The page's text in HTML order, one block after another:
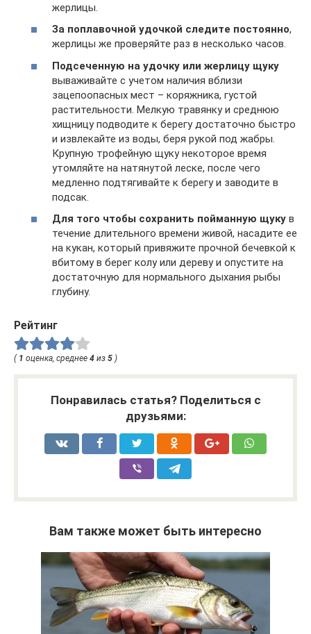
жерлицы.
За поплавочной удочкой следите постоянно,
жерлицы же проверяйте раз в несколько часов.
Подсеченную на удочку или жерлицу щуку
вываживайте с учетом наличия вблизи
зацепоопасных мест – коряжника, густой
растительности. Мелкую травянку и среднюю
хищницу подводите к берегу достаточно быстро
и извлекайте из воды, беря рукой под жабры.
Крупную трофейную щуку некоторое время
утомляйте на натянутой леске, после чего
медленно подтягивайте к берегу и заводите в
подсак.
Для того чтобы сохранить пойманную щуку в
течение длительного времени живой, насадите ее
на кукан, который привяжите прочной бечевкой к
вбитому в берег колу или дереву и опустите на
достаточную для нормального дыхания рыбы
глубину.
Рейтинг
( 1 оценка, среднее 4 из 5 )
Понравилась статья? Поделиться с
друзьями:
Вам также может быть интересно